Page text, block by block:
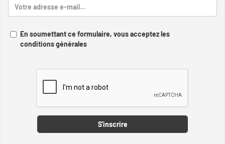
En soumettant ce formulaire, vous acceptez les
conditions générales
S'inscrire